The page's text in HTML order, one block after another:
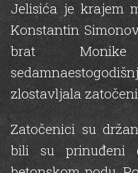
Jelisića je krajem
Konstantin
brat
zlostavljala
Zatočenici su
bili su prinuđeni